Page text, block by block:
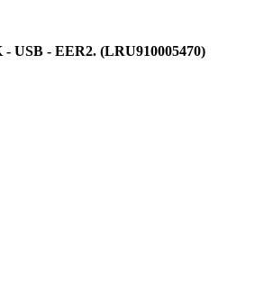
USB - EER2. (LRU910005470)